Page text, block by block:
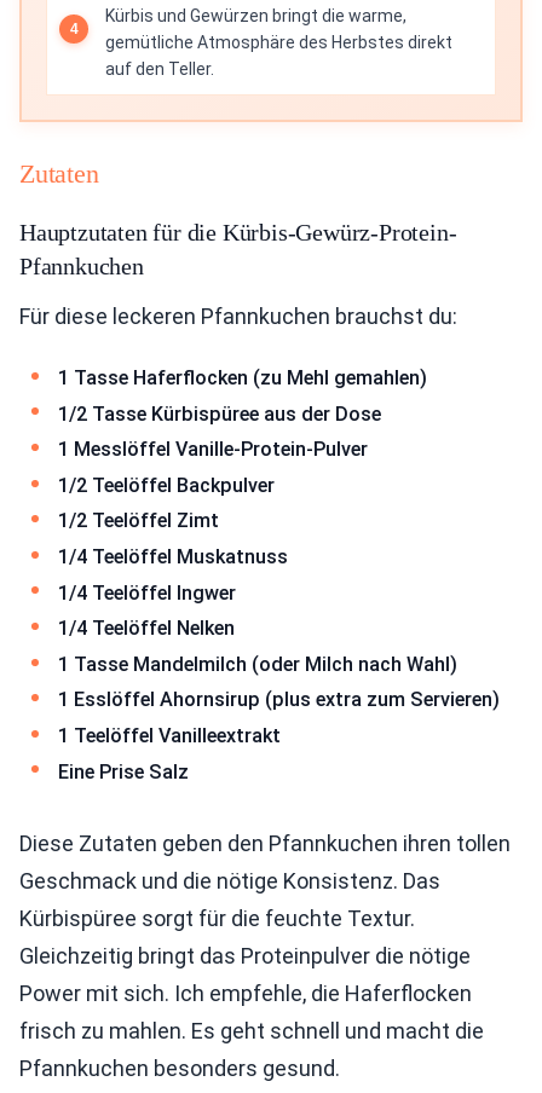
Kürbis und Gewürzen bringt die warme,
gemütliche Atmosphäre des Herbstes direkt
auf den Teller.
Zutaten
Hauptzutaten für die Kürbis-Gewürz-Protein-
Pfannkuchen
Für diese leckeren Pfannkuchen brauchst du:
1 Tasse Haferflocken (zu Mehl gemahlen)
1/2 Tasse Kürbispüree aus der Dose
1 Messlöffel Vanille-Protein-Pulver
1/2 Teelöffel Backpulver
1/2 Teelöffel Zimt
1/4 Teelöffel Muskatnuss
1/4 Teelöffel Ingwer
1/4 Teelöffel Nelken
1 Tasse Mandelmilch (oder Milch nach Wahl)
1 Esslöffel Ahornsirup (plus extra zum Servieren)
1 Teelöffel Vanilleextrakt
Eine Prise Salz
Diese Zutaten geben den Pfannkuchen ihren tollen
Geschmack und die nötige Konsistenz. Das
Kürbispüree sorgt für die feuchte Textur.
Gleichzeitig bringt das Proteinpulver die nötige
Power mit sich. Ich empfehle, die Haferflocken
frisch zu mahlen. Es geht schnell und macht die
Pfannkuchen besonders gesund.